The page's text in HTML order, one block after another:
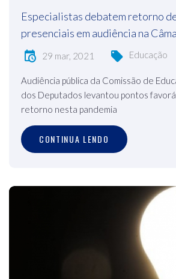
Especialistas debatem retorno
presenciais em audiência na
29 mar, 2021 Educação
Audiência pública da Comissão de
dos Deputados levantou pontos
retorno nesta pandemia
CONTINUA LENDO